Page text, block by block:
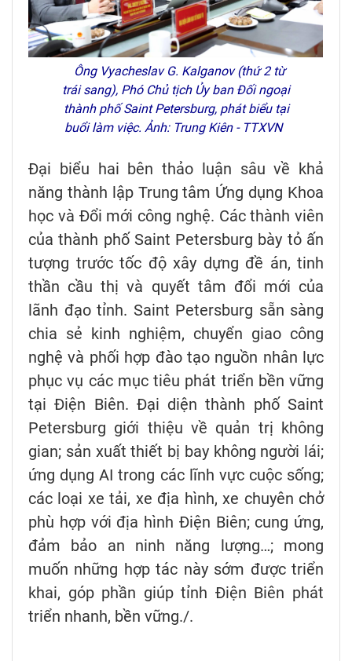
Ông Vyacheslav G. Kalganov (thứ 2 từ
trái sang), Phó Chủ tịch Ủy ban Đối ngoại
thành phố Saint Petersburg, phát biểu tại
buổi làm việc. Ảnh: Trung Kiên - TTXVN
Đại biểu hai bên thảo luận sâu về khả
năng thành lập Trung tâm Ứng dụng Khoa
học và Đổi mới công nghệ. Các thành viên
của thành phố Saint Petersburg bày tỏ ấn
tượng trước tốc độ xây dựng đề án, tinh
thần cầu thị và quyết tâm đổi mới của
lãnh đạo tỉnh. Saint Petersburg sẵn sàng
chia sẻ kinh nghiệm, chuyển giao công
nghệ và phối hợp đào tạo nguồn nhân lực
phục vụ các mục tiêu phát triển bền vững
tại Điện Biên. Đại diện thành phố Saint
Petersburg giới thiệu về quản trị không
gian; sản xuất thiết bị bay không người lái;
ứng dụng AI trong các lĩnh vực cuộc sống;
các loại xe tải, xe địa hình, xe chuyên chở
phù hợp với địa hình Điện Biên; cung ứng,
đảm bảo an ninh năng lượng…; mong
muốn những hợp tác này sớm được triển
khai, góp phần giúp tỉnh Điện Biên phát
triển nhanh, bền vững./.